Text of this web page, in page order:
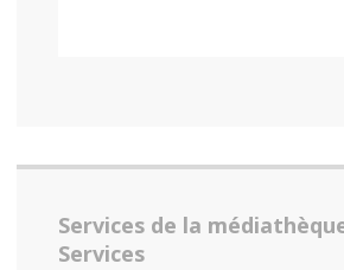
Services de la
Services